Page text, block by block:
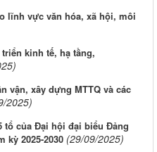
lĩnh vực văn hóa, xã hội, môi
kinh tế, hạ tầng,
vận, xây dựng MTTQ và các
2025)
tổ của Đại hội đại biểu Đảng
kỳ 2025-2030 (29/09/2025)